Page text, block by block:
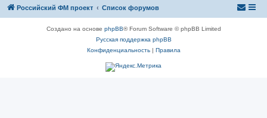
Российский ФМ проект Список форумов
Создано на основе phpBB® Forum Software © phpBB Limited
Русская поддержка phpBB
Конфиденциальность| Правила